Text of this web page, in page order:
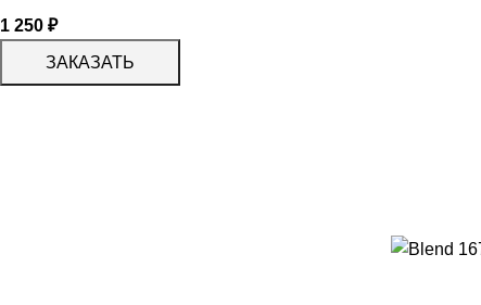
1 250 ₽
ЗАКАЗАТЬ